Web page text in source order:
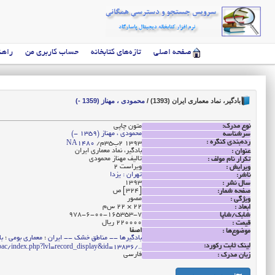
صفحه اصلی تازه‌های کتابخانه حساب کاربری من
بادگیر، نماد معماری ایران (1393) / محمودی ، مهناز (1359 -)
نوع مدرک:
متون چاپی
سرشناسه
محمودی ، مهناز (1359 -)
رده‌بندی کنگره :
NA1480 ‭/م35ب2 1393
عنوان :
بادگیر، نماد معماری ایران
تکرار نام مولف :
تالیف مهناز محمودی
ویرایش :
ویراست 2
ناشر:
تهران : یزدا
سال نشر :
1393
صفحه شمار:
ویژگی :
مصور
ابعاد :
22 × 22 س‌م
شابک/شاپا
978-6-00-165353-7
قیمت :
220000 ریال
موضوع‌ها :
اصفا
بادگیر‌ها -- مناطق خشک -- ایران ؛ معماری بومی ؛
لینک ثابت رکورد:
../opac/index.php?lvl=record_display&id=13836
زبان مدرک :
فارسی